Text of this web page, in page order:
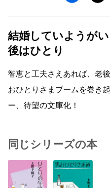
結婚していようが
後はひとり
智恵と工夫さえあれば、老
おひとりさまブームを巻き
ー、待望の文庫化！
同じシリーズの本